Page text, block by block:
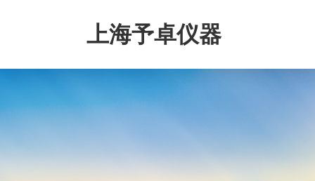
上海予卓仪器